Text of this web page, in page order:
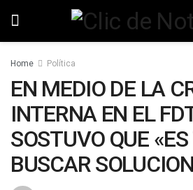
Home Política
EN MEDIO DE LA
INTERNA EN EL
SOSTUVO QUE
BUSCAR